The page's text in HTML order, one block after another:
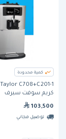
كمية محدودة
كريم سوفت سيرف
103,500
توصيل مجاني